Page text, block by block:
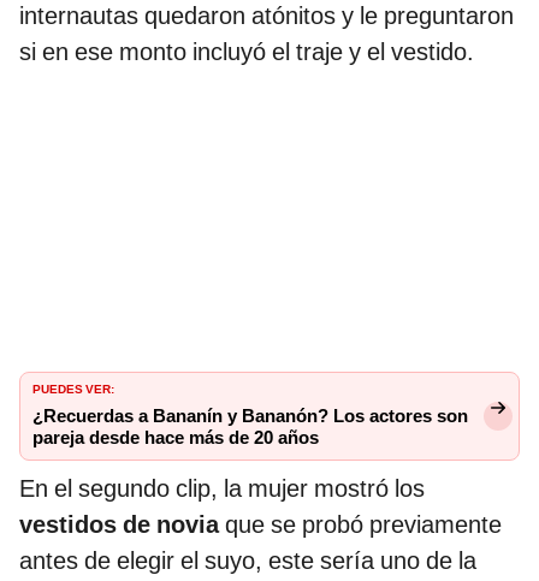
internautas quedaron atónitos y le preguntaron
si en ese monto incluyó el traje y el vestido.
PUEDES VER:
¿Recuerdas a Bananín y Bananón? Los actores son
pareja desde hace más de 20 años
En el segundo clip, la mujer mostró los
vestidos de noviaque se probó previamente
antes de elegir el suyo, este sería uno de la